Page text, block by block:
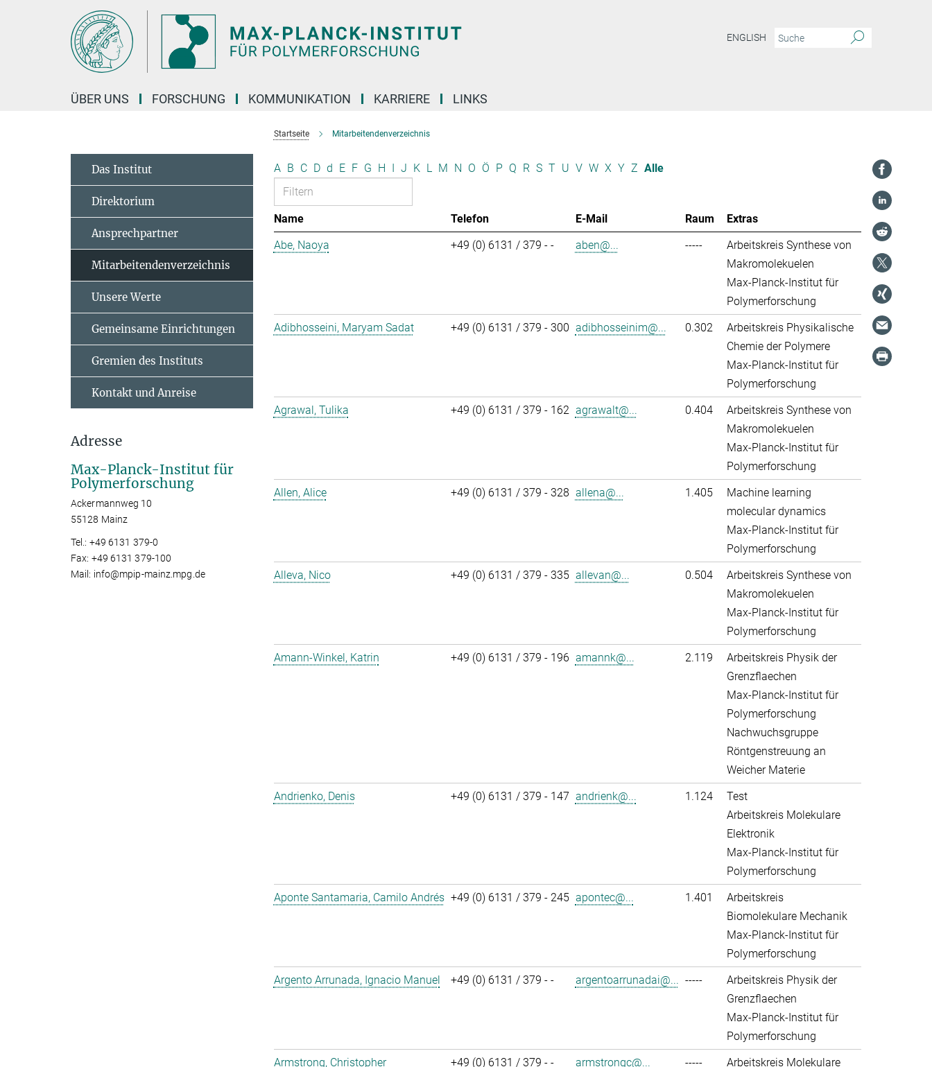
ENGLISH
ÜBER UNS FORSCHUNG KOMMUNIKATION KARRIERE LINKS
Startseite Mitarbeitendenverzeichnis
A B C D d E F G H I J K L M N O Ö P Q R S T U V W X Y Z Alle
Name Telefon E-Mail Raum
Extras
Abe, Naoya
+49 (0) 6131 / 379 - - aben@... -----
Arbeitskreis Synthese von
Makromolekuelen
Max-Planck-Institut für
Polymerforschung
Adibhosseini, Maryam Sadat
+49 (0) 6131 / 379 - 300 adibhosseinim@... 0.302
Arbeitskreis Physikalische
Chemie der Polymere
Max-Planck-Institut für
Polymerforschung
Agrawal, Tulika
+49 (0) 6131 / 379 - 162 agrawalt@... 0.404
Arbeitskreis Synthese von
Makromolekuelen
Max-Planck-Institut für
Polymerforschung
Allen, Alice
+49 (0) 6131 / 379 - 328 allena@... 1.405
Machine learning
molecular dynamics
Max-Planck-Institut für
Polymerforschung
Alleva, Nico
+49 (0) 6131 / 379 - 335 allevan@... 0.504
Arbeitskreis Synthese von
Makromolekuelen
Max-Planck-Institut für
Polymerforschung
Amann-Winkel, Katrin
+49 (0) 6131 / 379 - 196 amannk@... 2.119
Arbeitskreis Physik der
Grenzflaechen
Max-Planck-Institut für
Polymerforschung
Nachwuchsgruppe
Röntgenstreuung an
Weicher Materie
Andrienko, Denis
+49 (0) 6131 / 379 - 147 andrienk@... 1.124
Test
Arbeitskreis Molekulare
Elektronik
Max-Planck-Institut für
Polymerforschung
Aponte Santamaria, Camilo Andrés +49 (0) 6131 / 379 - 245 apontec@... 1.401
Arbeitskreis
Biomolekulare Mechanik
Max-Planck-Institut für
Polymerforschung
Argento Arrunada, Ignacio Manuel
+49 (0) 6131 / 379 - - argentoarrunadai@... -----
Arbeitskreis Physik der
Grenzflaechen
Max-Planck-Institut für
Polymerforschung
Armstrong, Christopher
+49 (0) 6131 / 379 - - armstrongc@... -----
Arbeitskreis Molekulare
Das Institut
Direktorium
Ansprechpartner
Mitarbeitendenverzeichnis
Unsere Werte
Gemeinsame Einrichtungen
Gremien des Instituts
Kontakt und Anreise
Adresse
Max-Planck-Institut für
Polymerforschung
Ackermannweg 10
55128 Mainz
Tel.: +49 6131 379-0
Fax: +49 6131 379-100
Mail: info@mpip-mainz.mpg.de